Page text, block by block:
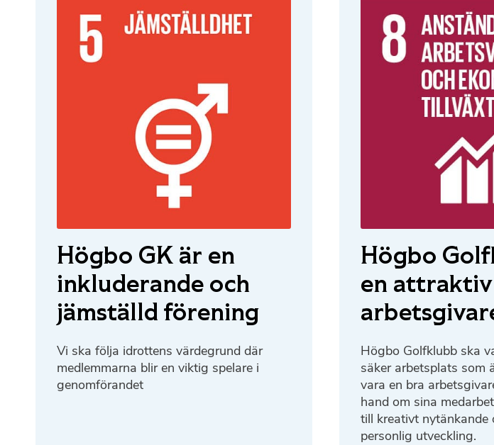
Högbo GK är en
inkluderande och
jämställd förening
Vi ska följa idrottens värdegrund där
medlemmarna blir en viktig spelare i
genomförandet
Högbo
en attraktiv
Högbo Golfklubb ska
säker arbetsplats som
vara en bra
hand om sina
till kreativt nytänkande
personlig utveckling.